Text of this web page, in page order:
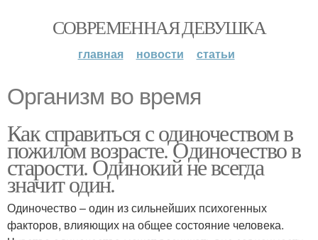
СОВРЕМЕННАЯ ДЕВУШКА
главная новости статьи
Организм во время
Как справиться с одиночеством в
пожилом возрасте. Одиночество в
старости. Одинокий не всегда
значит один.
Одиночество – один из сильнейших психогенных
факторов, влияющих на общее состояние человека.